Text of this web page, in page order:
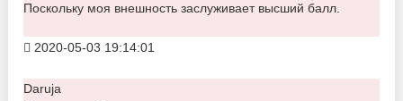
Поскольку моя внешность заслуживает высший балл.
2020-05-03 19:14:01
Daruja